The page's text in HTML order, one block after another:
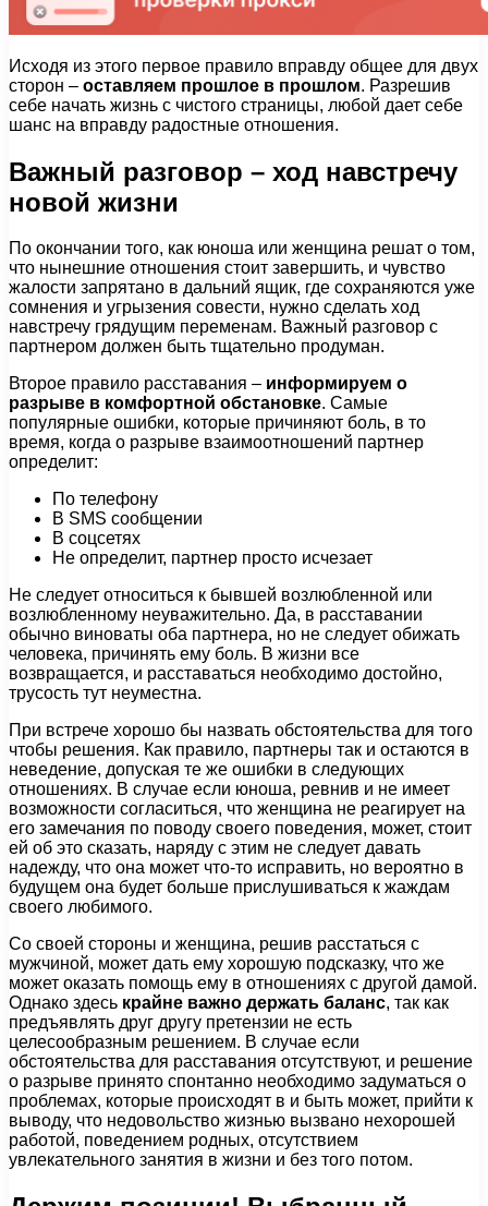
Исходя из этого первое правило вправду общее для двух
сторон – оставляем прошлое в прошлом. Разрешив
себе начать жизнь с чистого страницы, любой дает себе
шанс на вправду радостные отношения.
Важный разговор – ход навстречу
новой жизни
По окончании того, как юноша или женщина решат о том,
что нынешние отношения стоит завершить, и чувство
жалости запрятано в дальний ящик, где сохраняются уже
сомнения и угрызения совести, нужно сделать ход
навстречу грядущим переменам. Важный разговор с
партнером должен быть тщательно продуман.
Второе правило расставания – информируем о
разрыве в комфортной обстановке. Самые
популярные ошибки, которые причиняют боль, в то
время, когда о разрыве взаимоотношений партнер
определит:
По телефону
В SMS сообщении
В соцсетях
Не определит, партнер просто исчезает
Не следует относиться к бывшей возлюбленной или
возлюбленному неуважительно. Да, в расставании
обычно виноваты оба партнера, но не следует обижать
человека, причинять ему боль. В жизни все
возвращается, и расставаться необходимо достойно,
трусость тут неуместна.
При встрече хорошо бы назвать обстоятельства для того
чтобы решения. Как правило, партнеры так и остаются в
неведение, допуская те же ошибки в следующих
отношениях. В случае если юноша, ревнив и не имеет
возможности согласиться, что женщина не реагирует на
его замечания по поводу своего поведения, может, стоит
ей об это сказать, наряду с этим не следует давать
надежду, что она может что-то исправить, но вероятно в
будущем она будет больше прислушиваться к жаждам
своего любимого.
Со своей стороны и женщина, решив расстаться с
мужчиной, может дать ему хорошую подсказку, что же
может оказать помощь ему в отношениях с другой дамой.
Однако здесь крайне важно держать баланс, так как
предъявлять друг другу претензии не есть
целесообразным решением. В случае если
обстоятельства для расставания отсутствуют, и решение
о разрыве принято спонтанно необходимо задуматься о
проблемах, которые происходят в и быть может, прийти к
выводу, что недовольство жизнью вызвано нехорошей
работой, поведением родных, отсутствием
увлекательного занятия в жизни и без того потом.